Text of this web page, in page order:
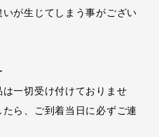
が生じてしまう事がござい
は一切受け付けておりませ
ら、ご到着当日に必ずご連